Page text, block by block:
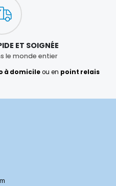
ET SOIGNÉE
le monde entier
à domicileou en point relais